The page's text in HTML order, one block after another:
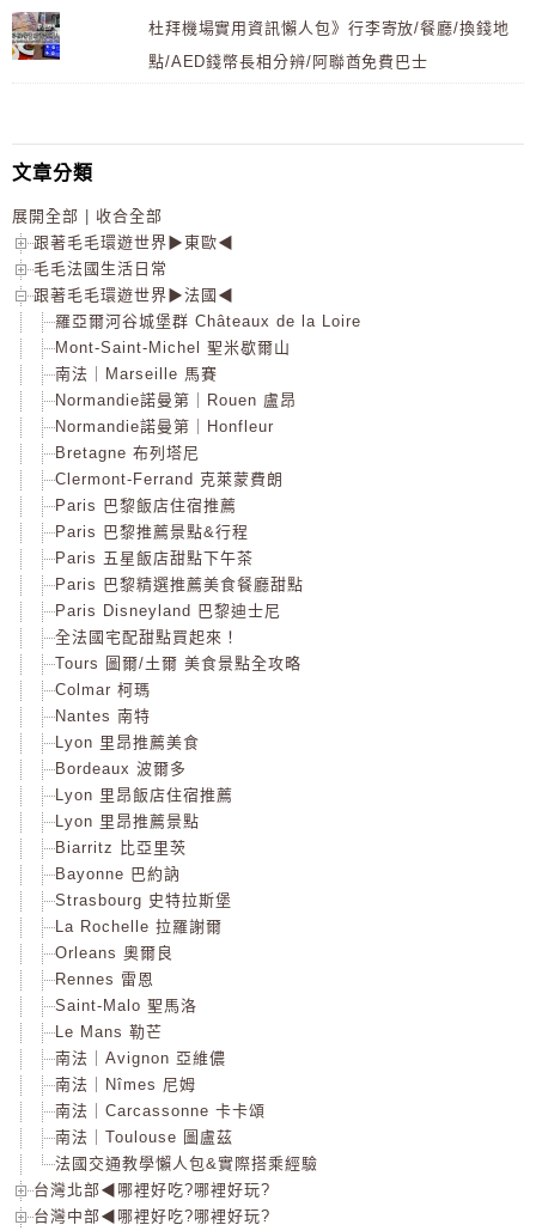
杜拜機場實用資訊懶人包》行李寄放/餐廳/換錢地
點/AED錢幣長相分辨/阿聯酋免費巴士
文章分類
展開全部
收合全部
跟著毛毛環遊世界▶東歐◀
毛毛法國生活日常
跟著毛毛環遊世界▶法國◀
羅亞爾河谷城堡群 Châteaux de la Loire
Mont-Saint-Michel 聖米歇爾山
南法｜Marseille 馬賽
Normandie諾曼第｜Rouen 盧昂
Normandie諾曼第｜Honfleur
Bretagne 布列塔尼
Clermont-Ferrand 克萊蒙費朗
Paris 巴黎飯店住宿推薦
Paris 巴黎推薦景點&行程
Paris 五星飯店甜點下午茶
Paris 巴黎精選推薦美食餐廳甜點
Paris Disneyland 巴黎迪士尼
全法國宅配甜點買起來！
Tours 圖爾/土爾 美食景點全攻略
Colmar 柯瑪
Nantes 南特
Lyon 里昂推薦美食
Bordeaux 波爾多
Lyon 里昂飯店住宿推薦
Lyon 里昂推薦景點
Biarritz 比亞里茨
Bayonne 巴約訥
Strasbourg 史特拉斯堡
La Rochelle 拉羅謝爾
Orleans 奧爾良
Rennes 雷恩
Saint-Malo 聖馬洛
Le Mans 勒芒
南法｜Avignon 亞維儂
南法｜Nîmes 尼姆
南法｜Carcassonne 卡卡頌
南法｜Toulouse 圖盧茲
法國交通教學懶人包&實際搭乘經驗
台灣北部◀哪裡好吃?哪裡好玩?
台灣中部◀哪裡好吃?哪裡好玩?